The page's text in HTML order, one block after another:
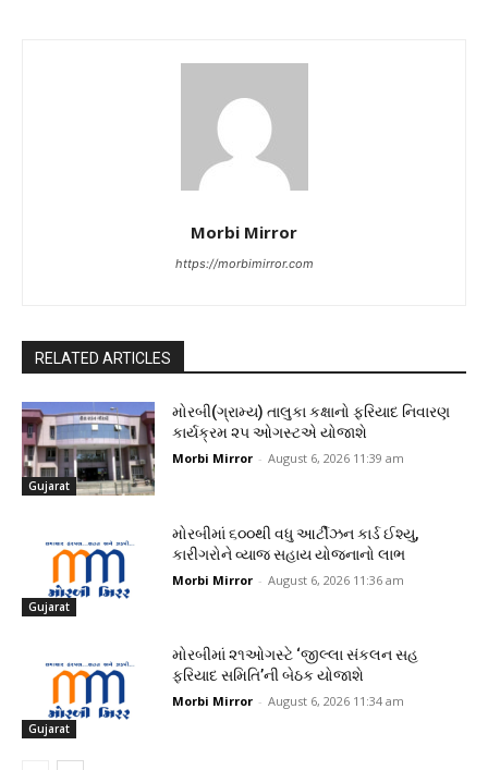
Morbi Mirror
https://morbimirror.com
RELATED ARTICLES
Gujarat
મોરબી(ગ્રામ્ય) તાલુકા કક્ષાનો ફરિયાદ નિવારણ
કાર્યક્રમ ૨૫ ઓગસ્ટએ યોજાશે
Morbi Mirror - August 6, 2026 11:39 am
Gujarat
મોરબીમાં ૬૦૦થી વધુ આર્ટીઝન કાર્ડ ઈશ્યુ,
કારીગરોને વ્યાજ સહાય યોજનાનો લાભ
Morbi Mirror - August 6, 2026 11:36 am
Gujarat
મોરબીમાં ૨૧ઓગસ્ટે ‘જીલ્લા સંકલન સહ
ફરિયાદ સમિતિ’ની બેઠક યોજાશે
Morbi Mirror - August 6, 2026 11:34 am